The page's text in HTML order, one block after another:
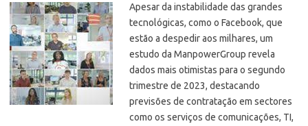
Apesar da instabilidade das grandes
tecnológicas, como o Facebook, que
estão a despedir aos milhares, um
estudo da ManpowerGroup revela
dados mais otimistas para o segundo
trimestre de 2023, destacando
previsões de contratação em sectores
como os serviços de comunicações, TI,